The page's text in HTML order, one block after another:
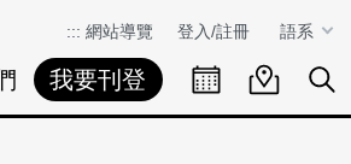
::: 網站導覽 登入/註冊 語系
我要刊登 活動日曆活動地圖展